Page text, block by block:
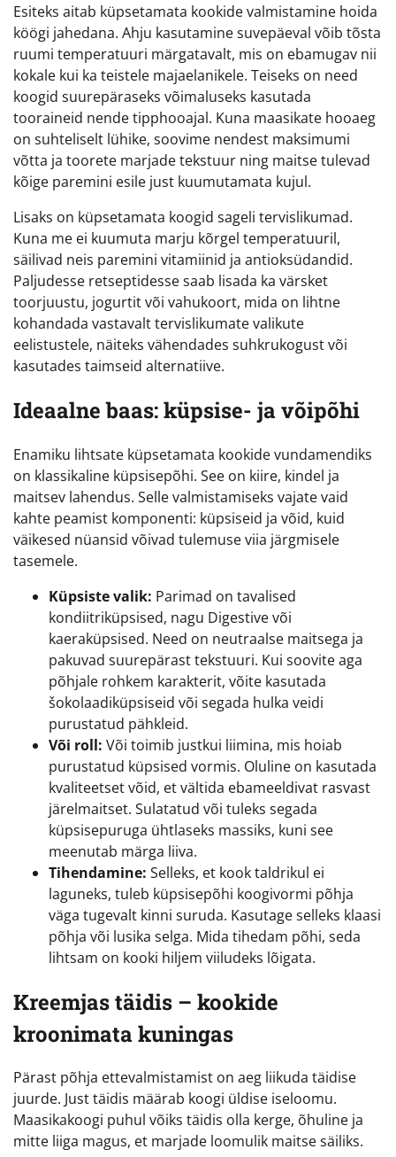
Esiteks aitab küpsetamata kookide valmistamine hoida
köögi jahedana. Ahju kasutamine suvepäeval võib tõsta
ruumi temperatuuri märgatavalt, mis on ebamugav nii
kokale kui ka teistele majaelanikele. Teiseks on need
koogid suurepäraseks võimaluseks kasutada
tooraineid nende tipphooajal. Kuna maasikate hooaeg
on suhteliselt lühike, soovime nendest maksimumi
võtta ja toorete marjade tekstuur ning maitse tulevad
kõige paremini esile just kuumutamata kujul.
Lisaks on küpsetamata koogid sageli tervislikumad.
Kuna me ei kuumuta marju kõrgel temperatuuril,
säilivad neis paremini vitamiinid ja antioksüdandid.
Paljudesse retseptidesse saab lisada ka värsket
toorjuustu, jogurtit või vahukoort, mida on lihtne
kohandada vastavalt tervislikumate valikute
eelistustele, näiteks vähendades suhkrukogust või
kasutades taimseid alternatiive.
Ideaalne baas: küpsise- ja võipõhi
Enamiku lihtsate küpsetamata kookide vundamendiks
on klassikaline küpsisepõhi. See on kiire, kindel ja
maitsev lahendus. Selle valmistamiseks vajate vaid
kahte peamist komponenti: küpsiseid ja võid, kuid
väikesed nüansid võivad tulemuse viia järgmisele
tasemele.
Küpsiste valik: Parimad on tavalised
kondiitriküpsised, nagu Digestive või
kaeraküpsised. Need on neutraalse maitsega ja
pakuvad suurepärast tekstuuri. Kui soovite aga
põhjale rohkem karakterit, võite kasutada
šokolaadiküpsiseid või segada hulka veidi
purustatud pähkleid.
Või roll: Või toimib justkui liimina, mis hoiab
purustatud küpsised vormis. Oluline on kasutada
kvaliteetset võid, et vältida ebameeldivat rasvast
järelmaitset. Sulatatud või tuleks segada
küpsisepuruga ühtlaseks massiks, kuni see
meenutab märga liiva.
Tihendamine: Selleks, et kook taldrikul ei
laguneks, tuleb küpsisepõhi koogivormi põhja
väga tugevalt kinni suruda. Kasutage selleks klaasi
põhja või lusika selga. Mida tihedam põhi, seda
lihtsam on kooki hiljem viiludeks lõigata.
Kreemjas täidis – kookide
kroonimata kuningas
Pärast põhja ettevalmistamist on aeg liikuda täidise
juurde. Just täidis määrab koogi üldise iseloomu.
Maasikakoogi puhul võiks täidis olla kerge, õhuline ja
mitte liiga magus, et marjade loomulik maitse säiliks.